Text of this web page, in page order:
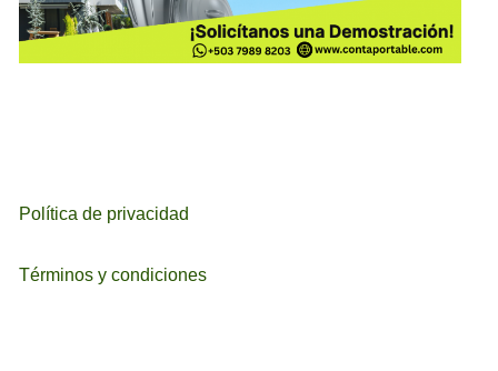
Política de privacidad
Términos y condiciones